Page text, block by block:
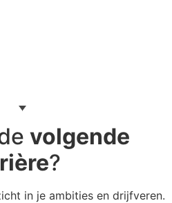
volgende
?
in je ambities en drijfveren.